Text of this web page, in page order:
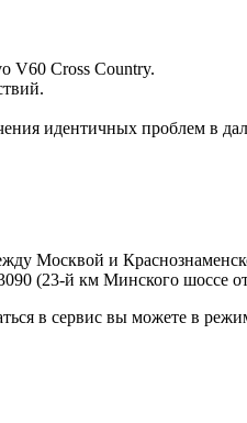
V60 Cross Country.
идентичных проблем в
Москвой и
(23-й км Минского шоссе
в сервис вы можете в